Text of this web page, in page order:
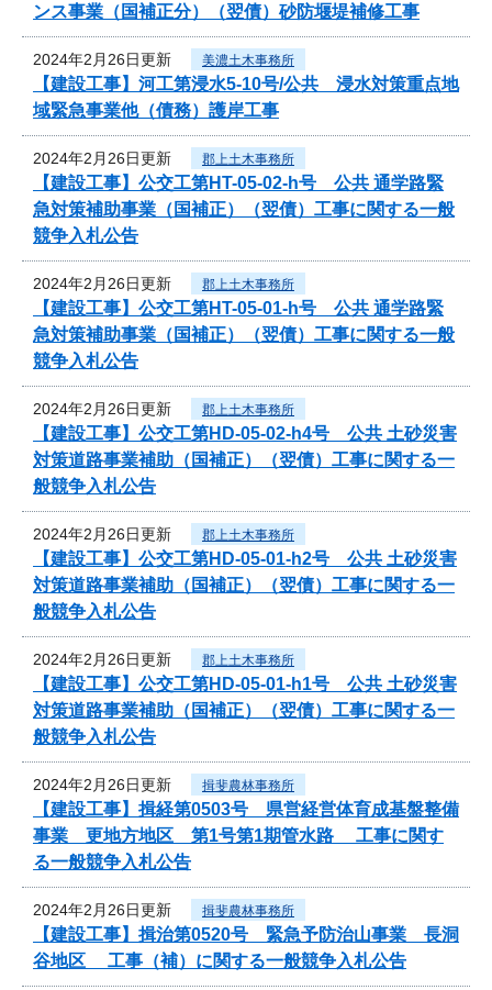
ンス事業（国補正分）（翌債）砂防堰堤補修工事
2024年2月26日更新 美濃土木事務所
【建設工事】河工第浸水5-10号/公共 浸水対策重点地
域緊急事業他（債務）護岸工事
2024年2月26日更新 郡上土木事務所
【建設工事】公交工第HT-05-02-h号 公共 通学路緊
急対策補助事業（国補正）（翌債）工事に関する一般
競争入札公告
2024年2月26日更新 郡上土木事務所
【建設工事】公交工第HT-05-01-h号 公共 通学路緊
急対策補助事業（国補正）（翌債）工事に関する一般
競争入札公告
2024年2月26日更新 郡上土木事務所
【建設工事】公交工第HD-05-02-h4号 公共 土砂災害
対策道路事業補助（国補正）（翌債）工事に関する一
般競争入札公告
2024年2月26日更新 郡上土木事務所
【建設工事】公交工第HD-05-01-h2号 公共 土砂災害
対策道路事業補助（国補正）（翌債）工事に関する一
般競争入札公告
2024年2月26日更新 郡上土木事務所
【建設工事】公交工第HD-05-01-h1号 公共 土砂災害
対策道路事業補助（国補正）（翌債）工事に関する一
般競争入札公告
2024年2月26日更新 揖斐農林事務所
【建設工事】揖経第0503号 県営経営体育成基盤整備
事業 更地方地区 第1号第1期管水路 工事に関す
る一般競争入札公告
2024年2月26日更新 揖斐農林事務所
【建設工事】揖治第0520号 緊急予防治山事業 長洞
谷地区 工事（補）に関する一般競争入札公告